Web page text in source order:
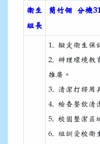
衛生
組長
簡竹翎 分機
1. 擬定衛生保
2. 辦理環境教
推廣。
3. 清潔打掃用
4. 檢查餐飲清
5. 校園整潔區
6. 組訓愛校衛